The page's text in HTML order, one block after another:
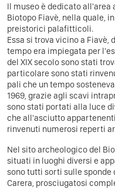
Il museo è dedicato
Biotopo Fiavè, nella quale,
preistorici palafitticoli.
Essa si trova vicino a Fiavè,
tempo era impiegata per
del XIX secolo sono stati
particolare sono stati
pali che un tempo
1969, grazie agli scavi
sono stati portati alla luce
che all'asciutto
rinvenuti numerosi reperti
Nel sito archeologico del
situati in luoghi diversi e
sono tutti sorti sulle sponde
Carera, prosciugatosi